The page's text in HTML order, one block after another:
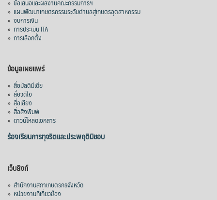
» ข้อเสนอและผลงานคณะกรรมการฯ
» แผนพัฒนาเกษตรกรรมระดับตำบลสู่เกษตรอุตสาหกรรม
» งบการเงิน
» การประเมิน ITA
» การเลือกตั้ง
ข้อมูลเผยแพร่
» สื่อมัลติมีเดีย
» สื่อวิดีโอ
» สื่อเสียง
» สื่อสิ่งพิมพ์
» ดาวน์โหลดเอกสาร
ร้องเรียนการทุจริตและประพฤติมิชอบ
เว็บลิงก์
» สำนักงานสภาเกษตรกรจังหวัด
» หน่วยงานที่เกี่ยวข้อง